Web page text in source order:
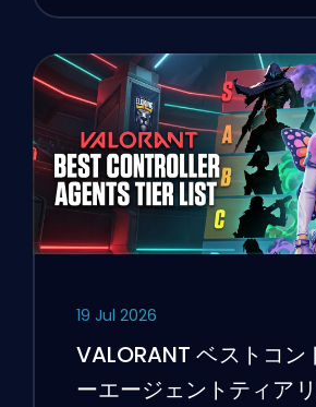
19 Jul 2026
VALORANT ベストコン
ーエージェントティア